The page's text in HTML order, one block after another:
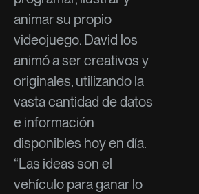
animar su propio
videojuego. David los
animó a ser creativos y
originales, utilizando la
vasta cantidad de datos
e información
disponibles hoy en día.
“Las ideas son el
vehículo para ganar lo